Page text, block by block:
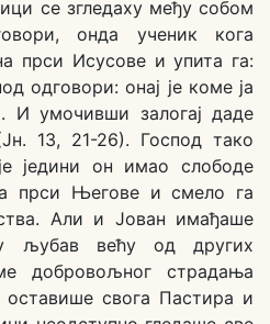
се згледаху међу собом
онда ученик кога
прси Исусове и упита га:
одговори: онај је коме ја
И умочивши залогај даде
13, 21-26). Господ тако
једини он имао слободе
прси Његове и смело га
Али и Јован имађаше
љубав већу од других
добровољног страдања
свога Пастира и